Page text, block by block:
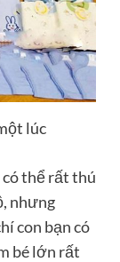
lúc
có thể rất thú
nhưng
con bạn có
bé lớn rất